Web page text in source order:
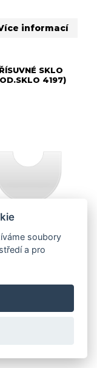
informací
SKLO
4197)
informací
soubory
a pro